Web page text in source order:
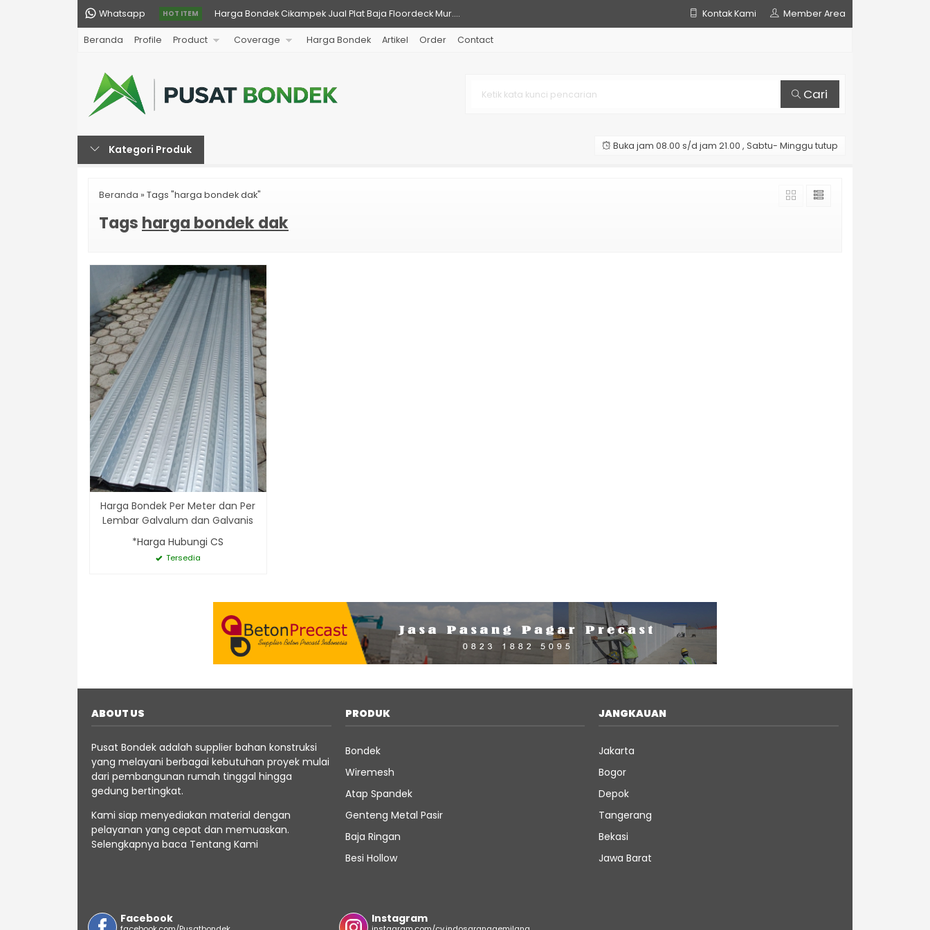
Whatsapp HOT ITEM Harga Bondek Cikampek Jual Plat Baja Floordeck Mur....
Harga Genteng Metal Pasir per Lembar dan per Meter....
Harga Genteng Metal Pasir Bekasi per Lembar Model ....
Kontak Kami Member Area
Beranda Profile Product Coverage Harga Bondek Artikel Order Contact
Cari
Kategori Produk Buka jam 08.00 s/d jam 21.00 , Sabtu- Minggu tutup
Beranda » Tags "harga bondek dak"
Tags harga bondek dak
Harga Bondek Per Meter dan Per
Lembar Galvalum dan Galvanis
*Harga Hubungi CS
Tersedia
ABOUT US
Pusat Bondek adalah supplier bahan konstruksi
yang melayani berbagai kebutuhan proyek mulai
dari pembangunan rumah tinggal hingga
gedung bertingkat.
Kami siap menyediakan material dengan
pelayanan yang cepat dan memuaskan.
Selengkapnya baca Tentang Kami
PRODUK
Bondek
Wiremesh
Atap Spandek
Genteng Metal Pasir
Baja Ringan
Besi Hollow
JANGKAUAN
Jakarta
Bogor
Depok
Tangerang
Bekasi
Jawa Barat
Facebook Instagram